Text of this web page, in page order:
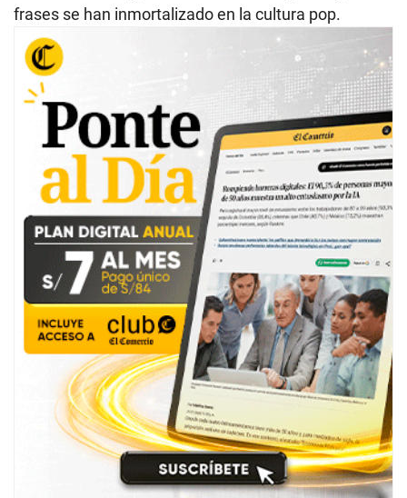
frases se han inmortalizado en la cultura pop.